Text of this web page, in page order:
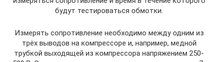
будут тестироваться обмотки.
Измерять сопротивление необходимо между одним из
трёх выводов на компрессоре и, например, медной
трубкой выходящей из компрессора напряжением 250-